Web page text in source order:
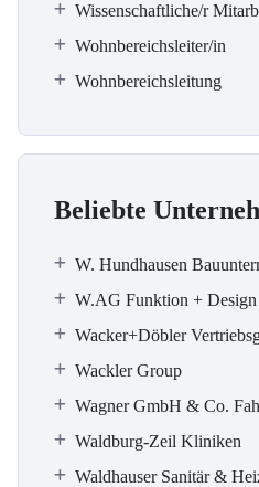
Wissenschaftliche/r
Wohnbereichsleiter/in
Wohnbereichsleitung
Beliebte
W. Hundhausen
W.AG Funktion +
Wacker+Döbler
Wackler Group
Wagner GmbH & Co.
Waldburg-Zeil Kliniken
Waldhauser Sanitär &